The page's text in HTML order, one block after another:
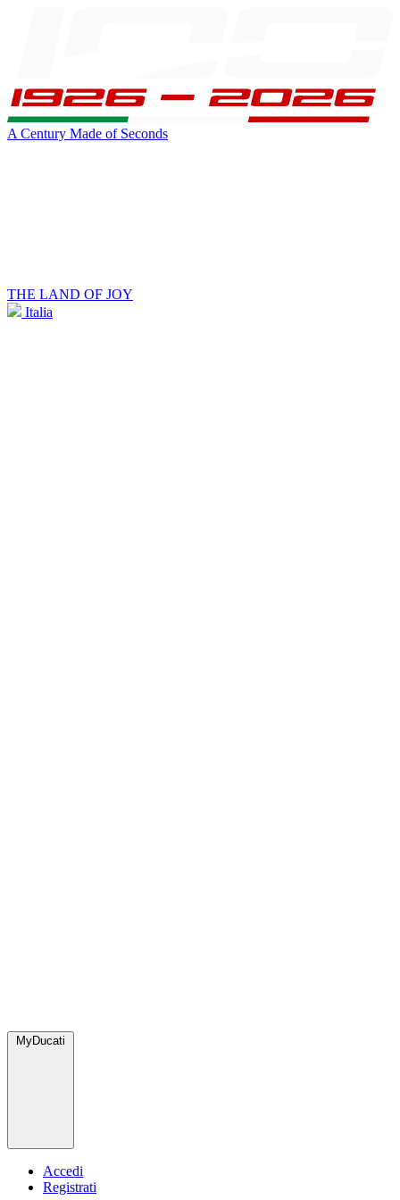
A Century Made of Seconds
THE LAND OF JOY
Italia
MyDucati
Accedi
Registrati